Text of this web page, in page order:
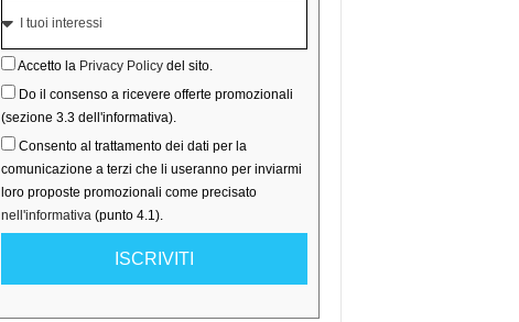
Accetto la Privacy Policydel sito.
Do il consenso a ricevere offerte promozionali
(sezione 3.3 dell'informativa).
Consento al trattamento dei dati per la
comunicazione a terzi che li useranno per inviarmi
loro proposte promozionali come precisato
nell'informativa(punto 4.1).
ISCRIVITI